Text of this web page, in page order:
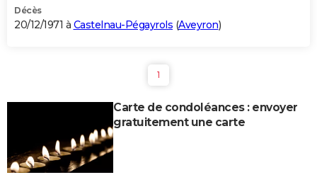
Décès
20/12/1971 à Castelnau-Pégayrols (Aveyron)
1
Carte de condoléances : envoyer
gratuitement une carte